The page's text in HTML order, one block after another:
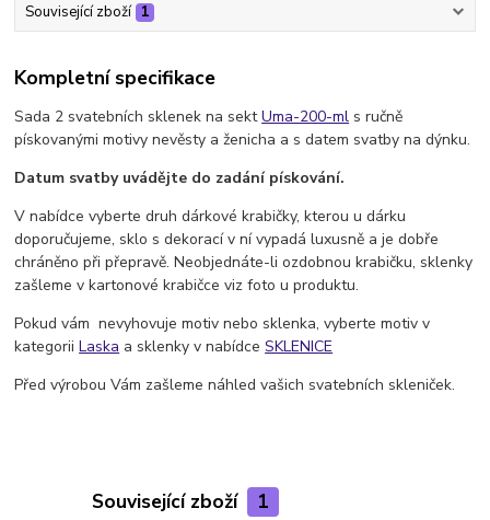
Související zboží 1
Kompletní specifikace
Sada 2 svatebních sklenek na sektUma-200-ml s ručně
pískovanými motivy nevěsty a ženicha a s datem svatby na dýnku.
Datum svatby uvádějte do zadání pískování.
V nabídce vyberte druh dárkové krabičky, kterou u dárku
doporučujeme, sklo s dekorací v ní vypadá luxusně a je dobře
chráněno při přepravě. Neobjednáte-li ozdobnou krabičku, sklenky
zašleme v kartonové krabičce viz foto u produktu.
Pokud vám nevyhovuje motiv nebo sklenka, vyberte motiv v
kategoriiLaska a sklenky v nabídceSKLENICE
Před výrobou Vám zašleme náhled vašich svatebních skleniček.
Související zboží 1